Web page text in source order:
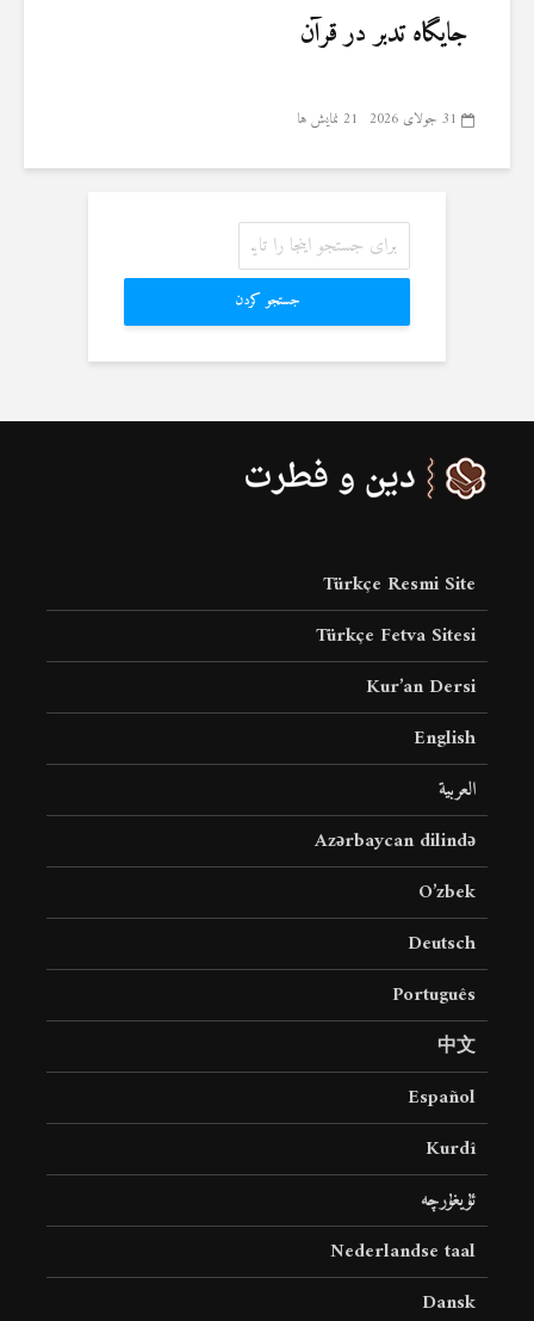
جایگاه تدبر در قرآن
31 جولای 2026 21 نمایش ها
جستجو کردن
Türkçe Resmi Site
Türkçe Fetva Sitesi
Kur’an Dersi
English
العربية
Azərbaycan dilində
O’zbek
Deutsch
Português
中文
Español
Kurdî
ئۇيغۇرچە
Nederlandse taal
Dansk